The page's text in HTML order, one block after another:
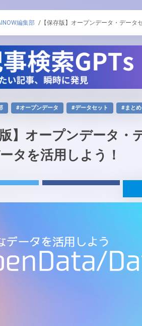
編集部 /【保存版】オープンデータ・データ
#オープンデータ #データセット #まとめ
版】オープンデータ
タを活用しよう！